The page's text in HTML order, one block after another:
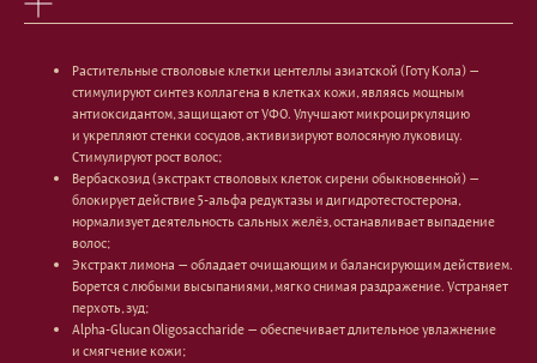
Растительные стволовые клетки центеллы азиатской (Готу Кола) —
стимулируют синтез коллагена в клетках кожи, являясь мощным
антиоксидантом, защищают от УФО. Улучшают микроциркуляцию
и укрепляют стенки сосудов, активизируют волосяную луковицу.
Стимулируют рост волос;
Вербаскозид (экстракт стволовых клеток сирени обыкновенной) —
блокирует действие 5-альфа редуктазы и дигидротестостерона,
нормализует деятельность сальных желёз, останавливает выпадение
волос;
Экстракт лимона — обладает очищающим и балансирующим действием.
Борется с любыми высыпаниями, мягко снимая раздражение. Устраняет
перхоть, зуд;
Alpha-Glucan Oligosaccharide — обеспечивает длительное увлажнение
и смягчение кожи;
Шея и зона декольте
Пилинги/масла
Уход за руками
Уход за ногами
Средства для ванны
Гаджеты
Сертификаты
Наборы
Очищение
Ретинол
Защита от солнца
Тонизация
Восстановление
Маски и патчи
Уход за губами
Декоротивная косметика
Волосы
Проблемы
Кондиционеры/бальзамы
Маски/скрабы